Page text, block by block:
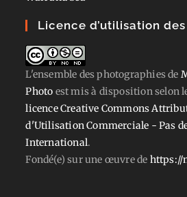
Licence d’utilisation
L'ensemble des photographiesde
Photo est mis à disposition selon
licence Creative Commons
d'Utilisation Commerciale - Pas
International.
Fondé(e) sur une œuvre de https://